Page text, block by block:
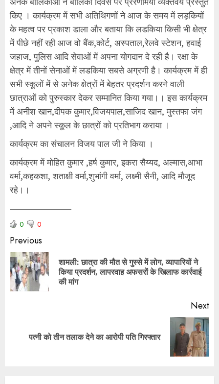
किए । कार्यक्रम में सभी अतिथिगणों ने आज के समय में लड़कियों
के महत्व पर प्रकाश डाला और बताया कि लडकिया किसी भी क्षेत्र
में पीछे नहीं रही आज वो बैंक,कोर्ट, अस्पताल,रेलवे स्टेशन, हवाई
जहाज, पुलिस आदि सेवाओं में अपना योगदान दे रही है। रक्षा के
क्षेत्र में तीनों सेनाओं में लडकिया सबसे अग्रणी है। कार्यक्रम में ही
सभी स्कूलों में से अनेक क्षेत्रों में बेहतर प्रदर्शन करने वाली
छात्राओं को पुरुस्कार देकर सम्मानित किया गया।। इस कार्यक्रम
में अनीश खान,दीपक कुमार,विजयपाल,साजिद खान, मुस्तफा जंग
,आदि ने अपने स्कूल के छात्रों को प्रतिभाग कराया ।
कार्यक्रम का संचालन विजय पाल जी ने किया ।
कार्यक्रम में मोहित कुमार ,हर्ष कुमार, इकरा सैय्यद, अल्मास,आभा
वर्मा,कहकशा, शताक्षी वर्मा,शुभांगी वर्मा, लक्ष्मी सैनी, आदि मौजूद
रहे।।
———————
0 0
Previous
शामली: छात्रा की मौत से गुस्से में लोग, व्यापारियों ने
किया प्रदर्शन, लापरवाह अफसरों के खिलाफ कार्रवाई
की मांग
Next
पत्नी को तीन तलाक देने का आरोपी पति गिरफ्तार